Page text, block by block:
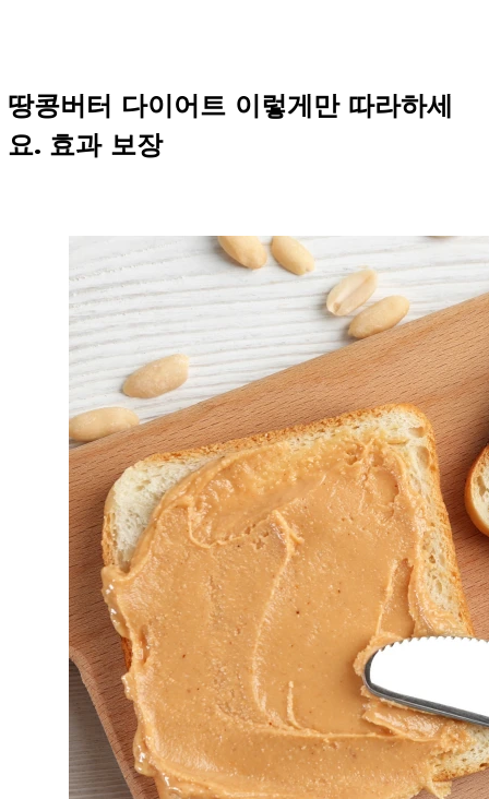
땅콩버터 다이어트 이렇게만 따라하세
요. 효과 보장